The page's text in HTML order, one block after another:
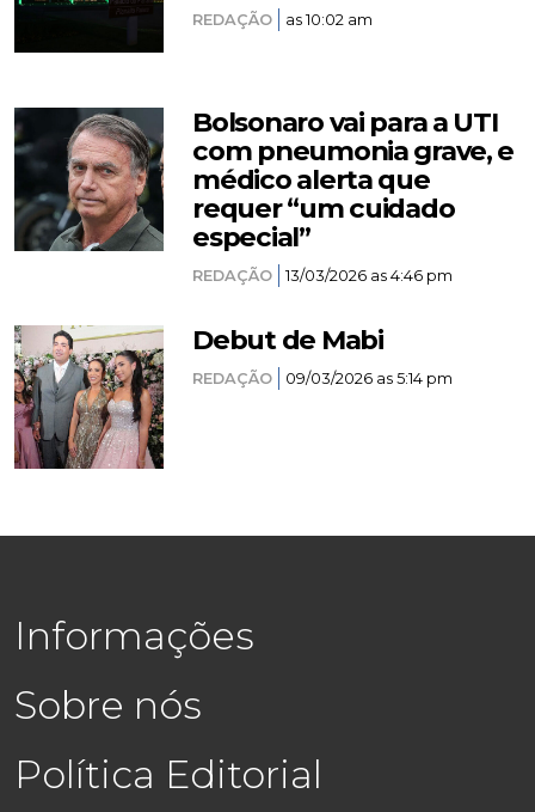
REDAÇÃO as 10:02 am
Bolsonaro vai para a UTI
com pneumonia grave, e
médico alerta que
requer “um cuidado
especial”
REDAÇÃO 13/03/2026 as 4:46 pm
Debut de Mabi
REDAÇÃO 09/03/2026 as 5:14 pm
Informações
Sobre nós
Política Editorial